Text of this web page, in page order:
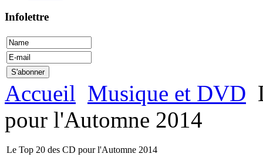
Infolettre
Accueil Musique et DVD
pour l'Automne 2014
Le Top 20 des CD pour l'Automne 2014